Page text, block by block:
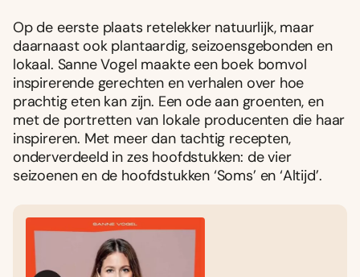
Op de eerste plaats retelekker natuurlijk, maar
daarnaast ook plantaardig, seizoensgebonden en
lokaal. Sanne Vogel maakte een boek bomvol
inspirerende gerechten en verhalen over hoe
prachtig eten kan zijn. Een ode aan groenten, en
met de portretten van lokale producenten die haar
inspireren. Met meer dan tachtig recepten,
onderverdeeld in zes hoofdstukken: de vier
seizoenen en de hoofdstukken ‘Soms’ en ‘Altijd’.